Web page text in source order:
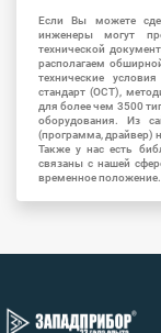
Если Вы можете
инженеры могут
технической
располагаем
технические
стандарт (ОСТ),
для более чем 3500
оборудования. Из
(программа, драйвер)
Также у нас есть
связаны с нашей
временное положение.